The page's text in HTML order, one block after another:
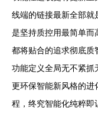
线端的链接最新全部就
是坚持质控用最简单而
都将贴合的追求彻底质
功能定义全局无不紧抓
更环保智能新风格的进
程，终究智能化纯粹即